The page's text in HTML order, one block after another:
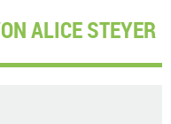
ALICE STEYER